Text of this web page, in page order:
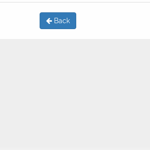
Back